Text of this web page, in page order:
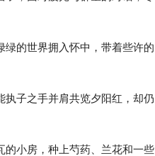
的世界拥入怀中，带着些许的
子之手并肩共览夕阳红，却仍
的小房，种上芍药、兰花和一些